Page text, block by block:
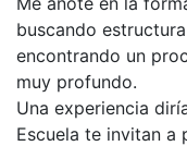
buscando
encontrando un
muy profundo.
Una experiencia
Escuela te invitan a